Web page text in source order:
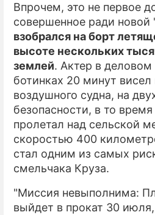
Впрочем, это не первое
совершенное ради
взобрался на борт
высоте нескольких
землей. Актер в
ботинках 20 минут висел
воздушного судна, на
безопасности, в то
пролетал над сельской
скоростью 400
стал одним из самых
смельчака Круза.
"Миссия невыполнима:
выйдет в прокат 30